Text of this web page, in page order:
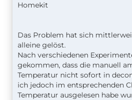
Homekit
Das Problem hat sich
alleine gelöst.
Nach verschiedenen
gekommen, dass die manuell
Temperatur nicht sofort in
ich jedoch im entsprechenden
Temperatur ausgelesen habe